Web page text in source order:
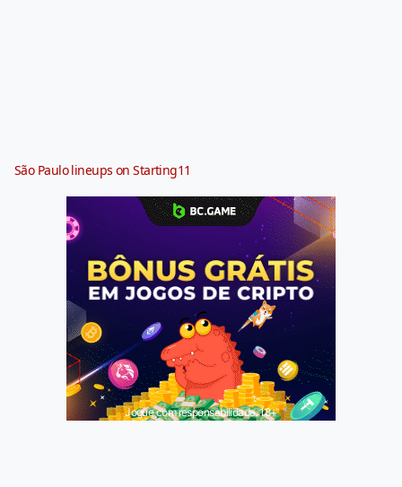
São Paulo lineups on Starting11
Jogue com responsabilidade. 18+